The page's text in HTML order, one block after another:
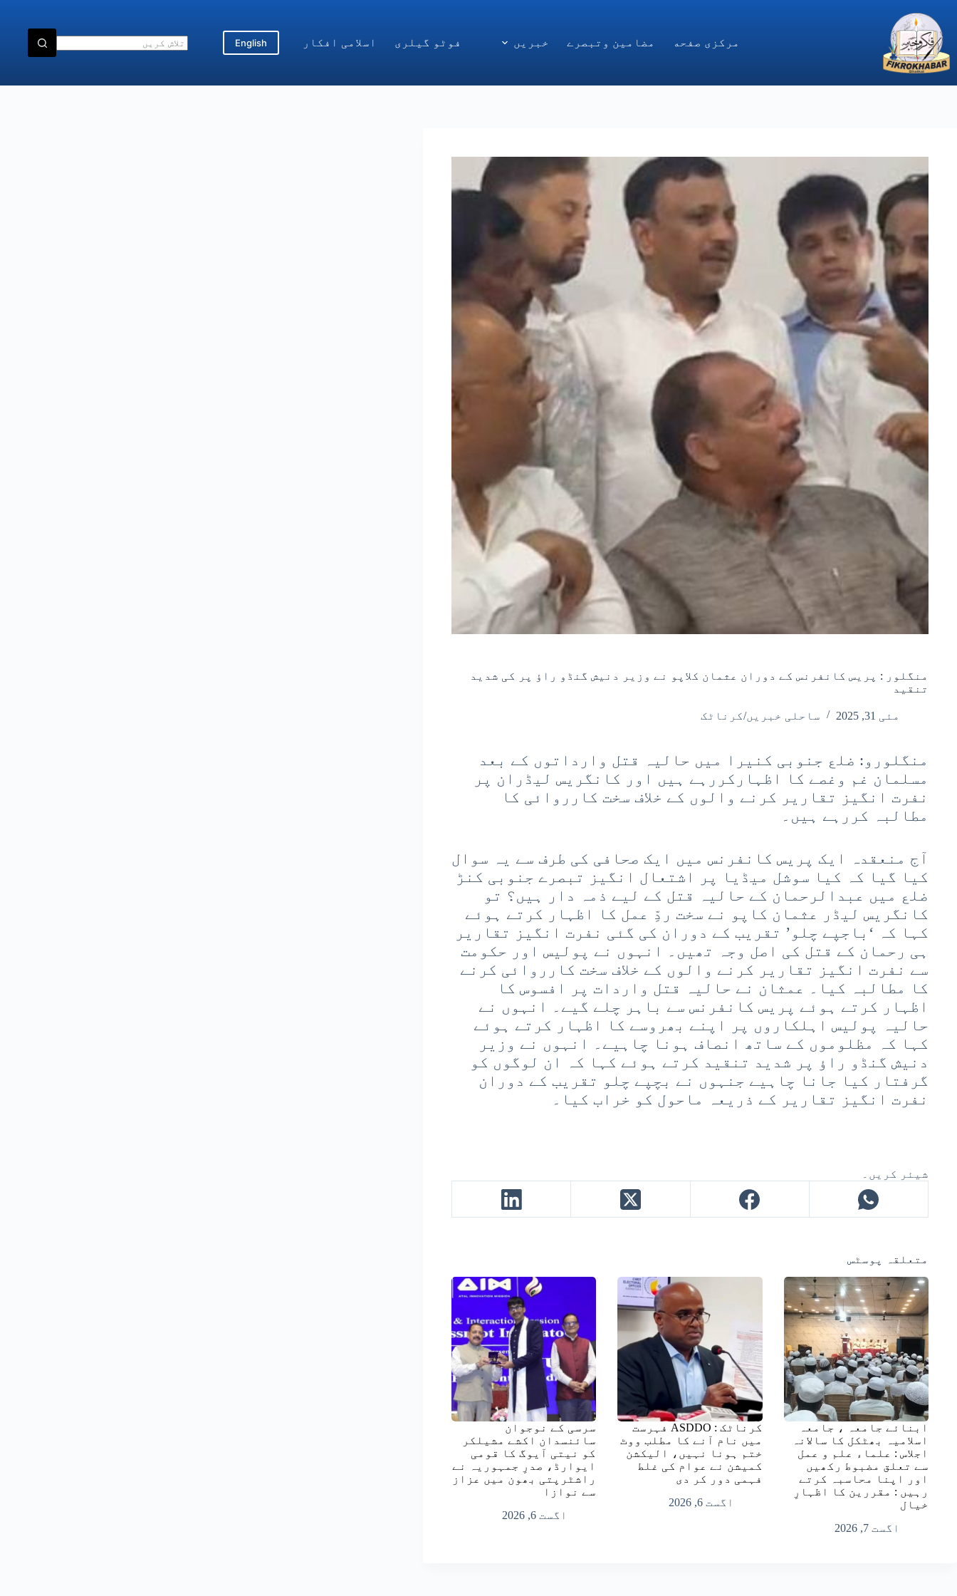
content
مركزى صفحه
مضامین وتبصرے خبریں فوٹو گیلری اسلامی افکار English
منگلور : پریس کانفرنس کے دوران عثمان کلاپو نے وزیر دنیش گنڈو راؤ پر کی شدید
تنقید
مئی 31, 2025 ساحلی خبریں/کرناٹک
منگلورو: ضلع جنوبی کنیرا میں حالیہ قتل وارداتوں کے بعد
مسلمان غم وغصے کا اظہارکررہے ہیں اور کانگریس لیڈران پر
نفرت انگیز تقاریر کرنے والوں کے خلاف سخت کارروائی کا
مطالبہ کررہے ہیں۔
آج منعقدہ ایک پریس کانفرنس میں ایک صحافی کی طرف سے یہ سوال
کیا گیا کہ کیا سوشل میڈیا پر اشتعال انگیز تبصرے جنوبی کنڑ
ضلع میں عبدالرحمان کے حالیہ قتل کے لیے ذمہ دار ہیں؟ تو
کانگریس لیڈر عثمان کاپو نے سخت ردِّ عمل کا اظہار کرتے ہوئے
کہا کہ ‘باجپے چلو’ تقریب کے دوران کی گئی نفرت انگیز تقاریر
ہی رحمان کے قتل کی اصل وجہ تھیں۔ انہوں نے پولیس اور حکومت
سے نفرت انگیز تقاریر کرنے والوں کے خلاف سخت کارروائی کرنے
کا مطالبہ کیا۔ عمثان نے حالیہ قتل واردات پر افسوس کا
اظہار کرتے ہوئے پریس کانفرنس سے باہر چلے گیے۔ انہوں نے
حالیہ پولیس اہلکاروں پر اپنے بھروسے کا اظہار کرتے ہوئے
کہا کہ مظلوموں کے ساتھ انصاف ہونا چاہیے۔ انہوں نے وزیر
دنیش گنڈو راؤ پر شدید تنقید کرتے ہوئے کہا کہ ان لوگوں کو
گرفتار کیا جانا چاہیے جنہوں نے بچپے چلو تقریب کے دوران
نفرت انگیز تقاریر کے ذریعہ ماحول کو خراب کیا۔
شیئر کریں۔
متعلقہ پوسٹس
ابنائے جامعہ ، جامعہ
اسلامیہ بھٹکل کا سالانہ
اجلاس : علماء علم و عمل
سے تعلق مضبوط رکھیں
اور اپنا محاسبہ کرتے
رہیں : مقررین کا اظہارِ
خیال
اگست 7, 2026
کرناٹک : ASDDO فہرست
میں نام آنے کا مطلب ووٹ
ختم ہونا نہیں، الیکشن
کمیشن نے عوام کی غلط
فہمی دور کر دی
اگست 6, 2026
سرسی کے نوجوان
سائنسدان اکشے مشیلکر
کو نیتی آیوگ کا قومی
ایوارڈ، صدرِ جمہوریہ نے
راشٹرپتی بھون میں عزاز
سے نوازا
اگست 6, 2026